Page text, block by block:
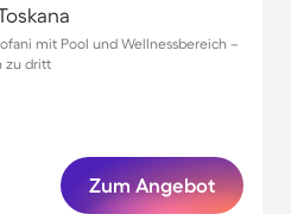
mit Pool und Wellnessbereich –
zu dritt
Zum Angebot